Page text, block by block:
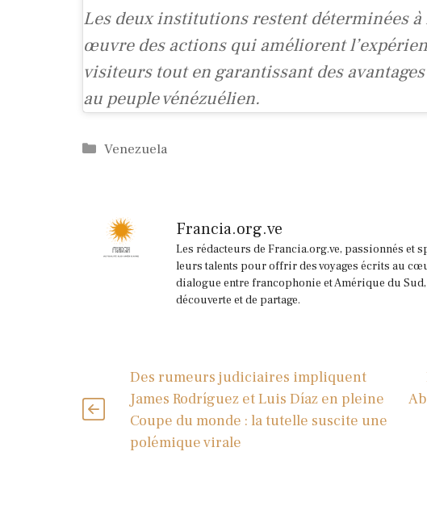
Les deux institutions restent déterminées à
œuvre des actions qui améliorent
visiteurs tout en garantissant des
au peuple vénézuélien.
Catégories
Venezuela
Francia.org.ve
Les rédacteurs de Francia.org.ve, passionnés
leurs talents pour offrir des voyages écrits au
dialogue entre francophonie et Amérique du
découverte et de partage.
Des rumeurs judiciaires impliquent
James Rodríguez et Luis Díaz en pleine
Coupe du monde : la tutelle suscite une
polémique virale